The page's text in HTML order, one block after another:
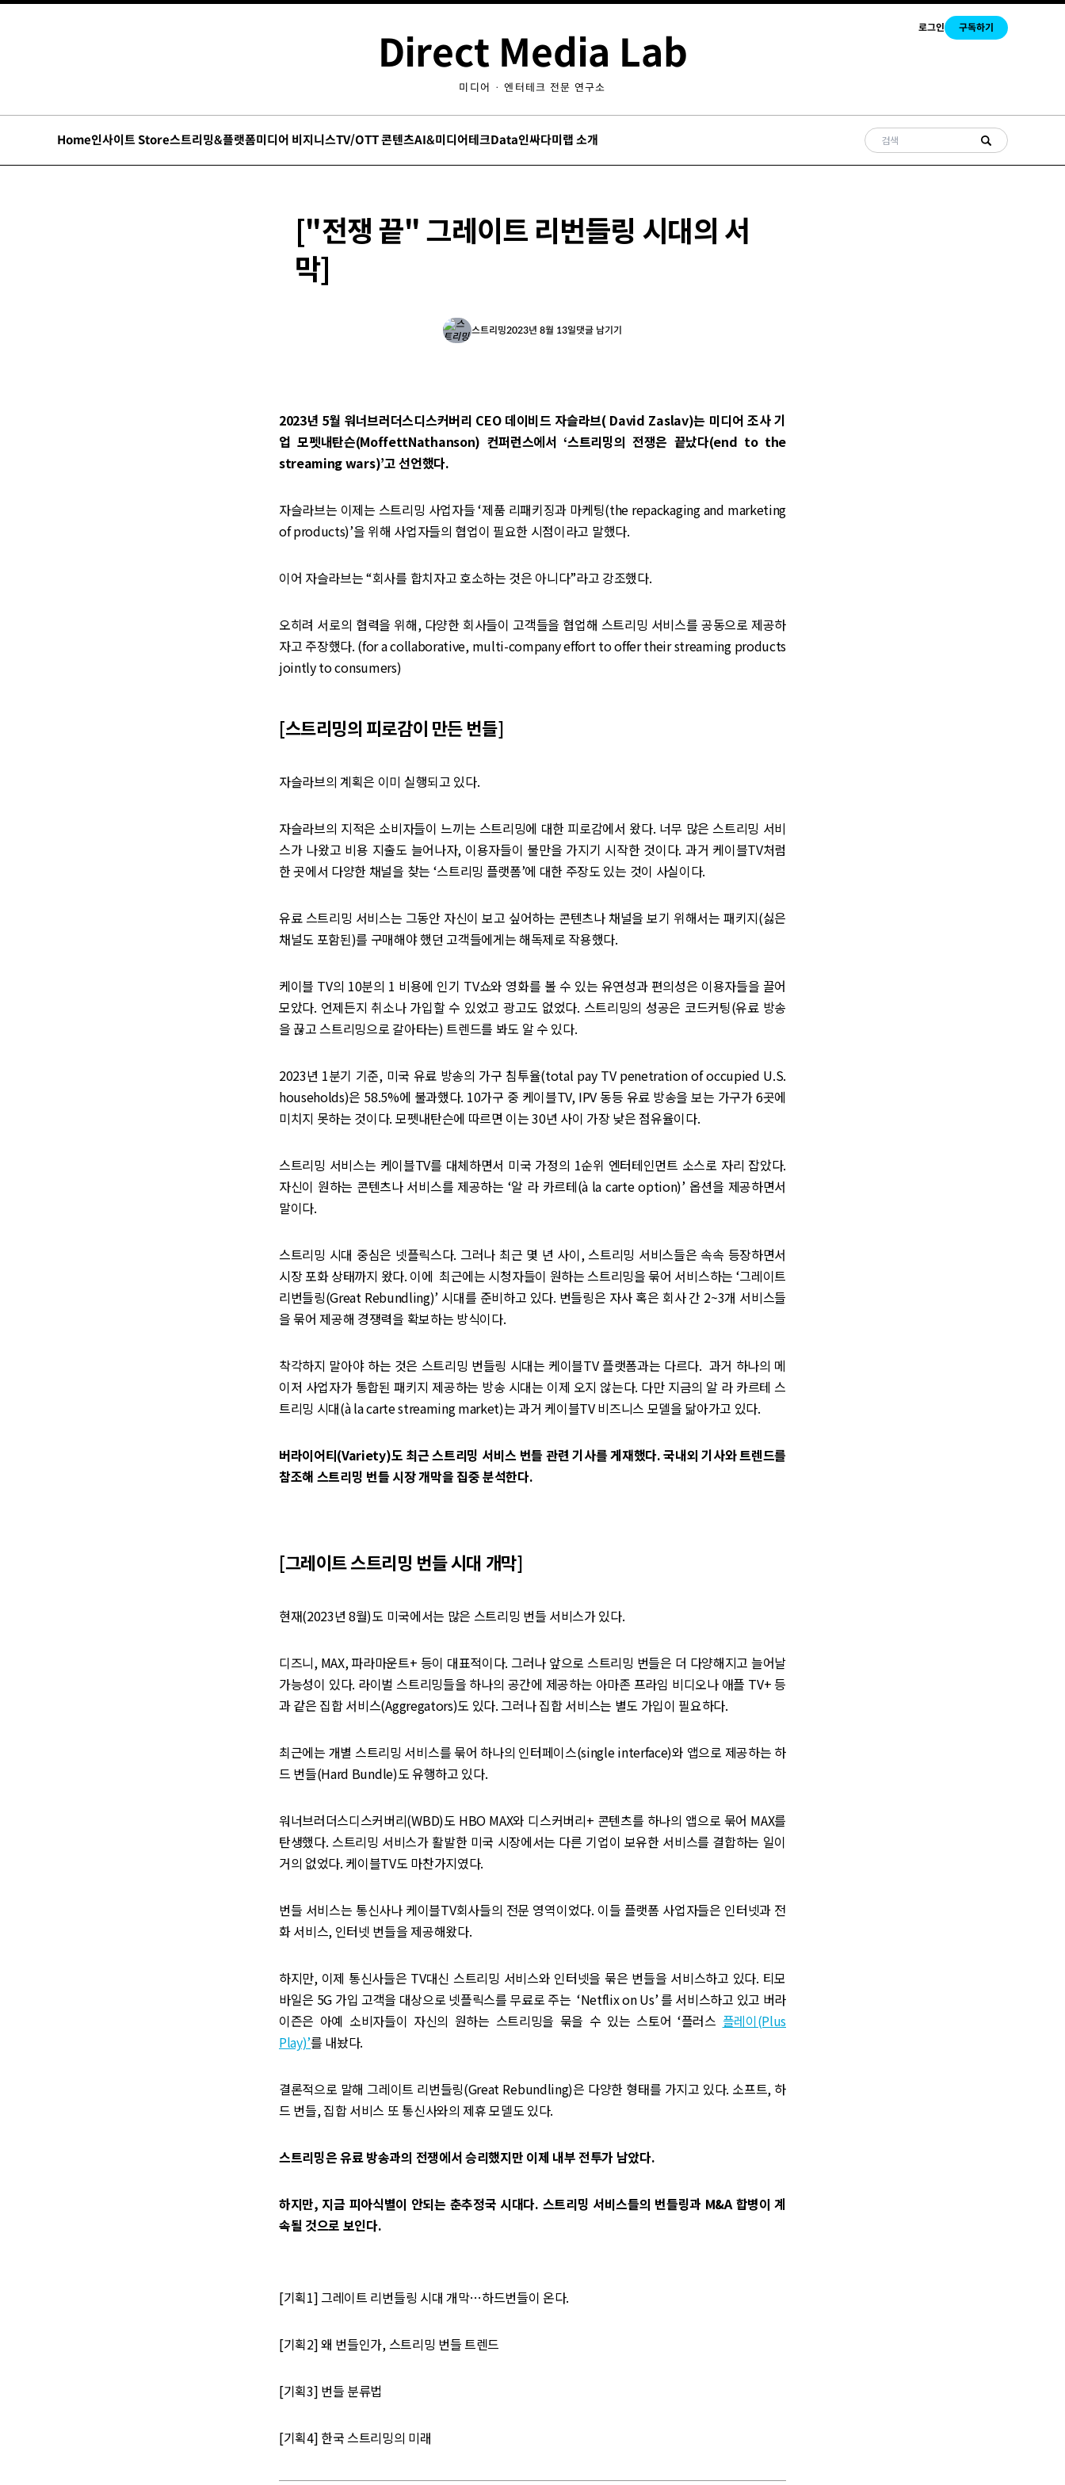
로그인 구독하기
Direct Media Lab
미디어 · 엔터테크 전문 연구소
Home인사이트 Store스트리밍&플랫폼미디어 비지니스TV/OTT 콘텐츠AI&미디어테크Data인싸다미랩 소개
["전쟁 끝" 그레이트 리번들링 시대의 서
막]
스트리밍2023년 8월 13일댓글 남기기
2023년 5월 워너브러더스디스커버리 CEO 데이비드 자슬라브( David Zaslav)는 미디어 조사 기
업 모펫내탄슨(MoffettNathanson) 컨퍼런스에서 ‘스트리밍의 전쟁은 끝났다(end to the
streaming wars)’고 선언했다.
자슬라브는 이제는 스트리밍 사업자들 ‘제품 리패키징과 마케팅(the repackaging and marketing
of products)’을 위해 사업자들의 협업이 필요한 시점이라고 말했다.
이어 자슬라브는 “회사를 합치자고 호소하는 것은 아니다”라고 강조했다.
오히려 서로의 협력을 위해, 다양한 회사들이 고객들을 협업해 스트리밍 서비스를 공동으로 제공하
자고 주장했다. (for a collaborative, multi-company effort to offer their streaming products
jointly to consumers)
[스트리밍의 피로감이 만든 번들]
자슬라브의 계획은 이미 실행되고 있다.
자슬라브의 지적은 소비자들이 느끼는 스트리밍에 대한 피로감에서 왔다. 너무 많은 스트리밍 서비
스가 나왔고 비용 지출도 늘어나자, 이용자들이 불만을 가지기 시작한 것이다. 과거 케이블TV처럼
한 곳에서 다양한 채널을 찾는 ‘스트리밍 플랫폼’에 대한 주장도 있는 것이 사실이다.
유료 스트리밍 서비스는 그동안 자신이 보고 싶어하는 콘텐츠나 채널을 보기 위해서는 패키지(싫은
채널도 포함된)를 구매해야 했던 고객들에게는 해독제로 작용했다.
케이블 TV의 10분의 1 비용에 인기 TV쇼와 영화를 볼 수 있는 유연성과 편의성은 이용자들을 끌어
모았다. 언제든지 취소나 가입할 수 있었고 광고도 없었다. 스트리밍의 성공은 코드커팅(유료 방송
을 끊고 스트리밍으로 갈아타는) 트렌드를 봐도 알 수 있다.
2023년 1분기 기준, 미국 유료 방송의 가구 침투율(total pay TV penetration of occupied U.S.
households)은 58.5%에 불과했다. 10가구 중 케이블TV, IPV 동등 유료 방송을 보는 가구가 6곳에
미치지 못하는 것이다. 모펫내탄슨에 따르면 이는 30년 사이 가장 낮은 점유율이다.
스트리밍 서비스는 케이블TV를 대체하면서 미국 가정의 1순위 엔터테인먼트 소스로 자리 잡았다.
자신이 원하는 콘텐츠나 서비스를 제공하는 ‘알 라 카르테(à la carte option)’ 옵션을 제공하면서
말이다.
스트리밍 시대 중심은 넷플릭스다. 그러나 최근 몇 년 사이, 스트리밍 서비스들은 속속 등장하면서
시장 포화 상태까지 왔다. 이에 최근에는 시청자들이 원하는 스트리밍을 묶어 서비스하는 ‘그레이트
리번들링(Great Rebundling)’ 시대를 준비하고 있다. 번들링은 자사 혹은 회사 간 2~3개 서비스들
을 묶어 제공해 경쟁력을 확보하는 방식이다.
착각하지 말아야 하는 것은 스트리밍 번들링 시대는 케이블TV 플랫폼과는 다르다. 과거 하나의 메
이저 사업자가 통합된 패키지 제공하는 방송 시대는 이제 오지 않는다. 다만 지금의 알 라 카르테 스
트리밍 시대(à la carte streaming market)는 과거 케이블TV 비즈니스 모델을 닮아가고 있다.
버라이어티(Variety)도 최근 스트리밍 서비스 번들 관련 기사를 게재했다. 국내외 기사와 트렌드를
참조해 스트리밍 번들 시장 개막을 집중 분석한다.
[그레이트 스트리밍 번들 시대 개막]
현재(2023년 8월)도 미국에서는 많은 스트리밍 번들 서비스가 있다.
디즈니, MAX, 파라마운트+ 등이 대표적이다. 그러나 앞으로 스트리밍 번들은 더 다양해지고 늘어날
가능성이 있다. 라이벌 스트리밍들을 하나의 공간에 제공하는 아마존 프라임 비디오나 애플 TV+ 등
과 같은 집합 서비스(Aggregators)도 있다. 그러나 집합 서비스는 별도 가입이 필요하다.
최근에는 개별 스트리밍 서비스를 묶어 하나의 인터페이스(single interface)와 앱으로 제공하는 하
드 번들(Hard Bundle)도 유행하고 있다.
워너브러더스디스커버리(WBD)도 HBO MAX와 디스커버리+ 콘텐츠를 하나의 앱으로 묶어 MAX를
탄생했다. 스트리밍 서비스가 활발한 미국 시장에서는 다른 기업이 보유한 서비스를 결합하는 일이
거의 없었다. 케이블TV도 마찬가지였다.
번들 서비스는 통신사나 케이블TV회사들의 전문 영역이었다. 이들 플랫폼 사업자들은 인터넷과 전
화 서비스, 인터넷 번들을 제공해왔다.
하지만, 이제 통신사들은 TV대신 스트리밍 서비스와 인터넷을 묶은 번들을 서비스하고 있다. 티모
바일은 5G 가입 고객을 대상으로 넷플릭스를 무료로 주는 ‘Netflix on Us’ 를 서비스하고 있고 버라
이즌은 아예 소비자들이 자신의 원하는 스트리밍을 묶을 수 있는 스토어 ‘플러스 플레이(Plus
Play)’를 내놨다.
결론적으로 말해 그레이트 리번들링(Great Rebundling)은 다양한 형태를 가지고 있다. 소프트, 하
드 번들, 집합 서비스 또 통신사와의 제휴 모델도 있다.
스트리밍은 유료 방송과의 전쟁에서 승리했지만 이제 내부 전투가 남았다.
하지만, 지금 피아식별이 안되는 춘추정국 시대다. 스트리밍 서비스들의 번들링과 M&A 합병이 계
속될 것으로 보인다.
[기획1] 그레이트 리번들링 시대 개막…하드번들이 온다.
[기획2] 왜 번들인가, 스트리밍 번들 트렌드
[기획3] 번들 분류법
[기획4] 한국 스트리밍의 미래